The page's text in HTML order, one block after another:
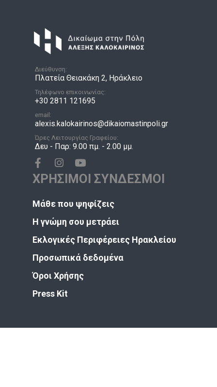
Διεύθυνση:
Πλατεία Θειακάκη 2, Ηράκλειο
Τηλέφωνο επικοινωνίας:
+30 2811 121695
email:
alexis.kalokairinos@dikaiomastinpoli.gr
Ώρες Λειτουργίας Γραφείου:
Δευ - Παρ: 9.00 πμ. - 2.00 μμ.
ΧΡΗΣΙΜΟΙ ΣΥΝΔΕΣΜΟΙ
Μάθε που ψηφίζεις
Η γνώμη σου μετράει
Εκλογικές Περιφέρειες Ηρακλείου
Προσωπικά δεδομένα
Όροι Χρήσης
Press Kit